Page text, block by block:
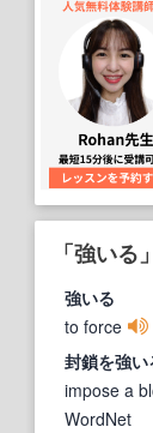
「強い
強いる
to force
封鎖を強い
impose a
WordNet